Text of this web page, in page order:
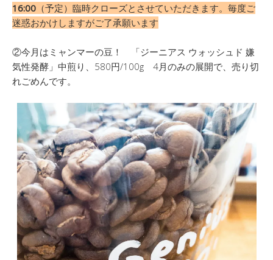
16:00 （予定）臨時クローズとさせていただきます。毎度ご
迷惑おかけしますがご了承願います
②今月はミャンマーの豆！ 「ジーニアス ウォッシュド 嫌
気性発酵」中煎り、580円/100g 4月のみの展開で、売り切
れごめんです。